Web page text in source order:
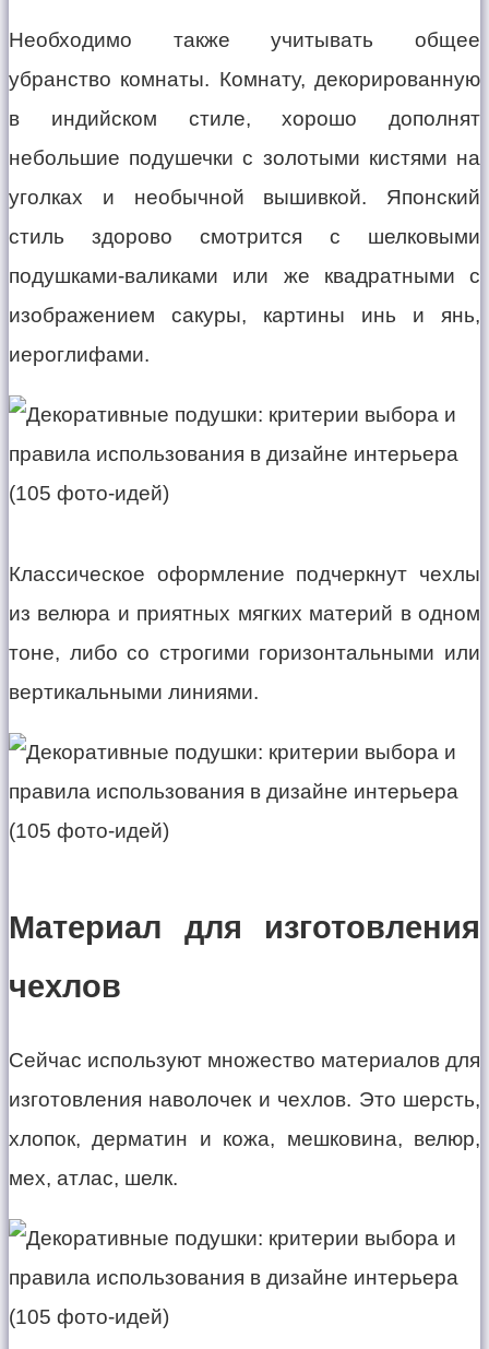
Необходимо также учитывать общее
убранство комнаты. Комнату, декорированную
в индийском стиле, хорошо дополнят
небольшие подушечки с золотыми кистями на
уголках и необычной вышивкой. Японский
стиль здорово смотрится с шелковыми
подушками-валиками или же квадратными с
изображением сакуры, картины инь и янь,
иероглифами.
Классическое оформление подчеркнут чехлы
из велюра и приятных мягких материй в одном
тоне, либо со строгими горизонтальными или
вертикальными линиями.
Материал для изготовления
чехлов
Сейчас используют множество материалов для
изготовления наволочек и чехлов. Это шерсть,
хлопок, дерматин и кожа, мешковина, велюр,
мех, атлас, шелк.